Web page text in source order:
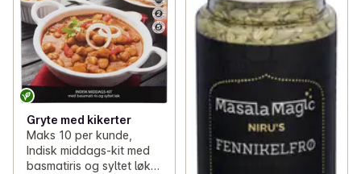
Gryte med kikerter
Maks 10 per kunde,
Indisk middags-kit med
basmatiris og syltet løk,